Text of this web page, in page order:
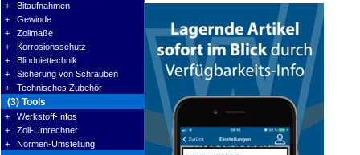
+ Bitaufnahmen
+ Gewinde
+ Zollmaße
+ Korrosionsschutz
+ Blindniettechnik
+ Sicherung von Schrauben
+ Technisches Zubehör
(3) Tools
+ Werkstoff-Infos
+ Zoll-Umrechner
+ Normen-Umstellung